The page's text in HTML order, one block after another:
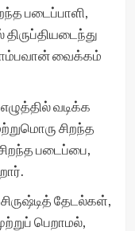
படைப்பாளி,
வைக்கம்
வடிக்க
சிறந்த
படைப்பை,
தேடல்கள்,
பெறாமல்,